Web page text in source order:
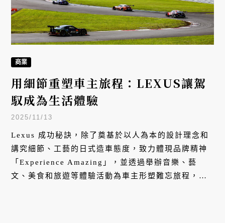
商業
用細節重塑車主旅程：LEXUS讓駕
馭成為生活體驗
2025/11/13
Lexus 成功秘訣，除了奠基於以人為本的設計理念和
講究細節、工藝的日式造車態度，致力體現品牌精神
「Experience Amazing」，並透過舉辦音樂、藝
文、美食和旅遊等體驗活動為車主形塑難忘旅程，更